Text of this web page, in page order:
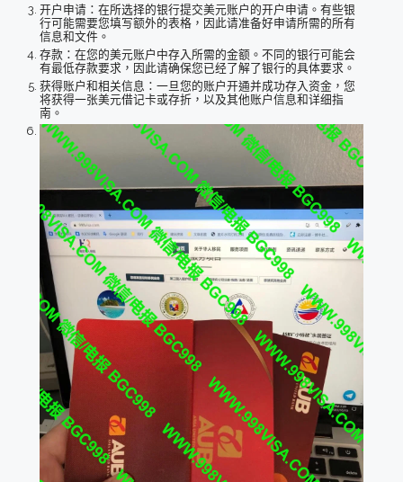
开户申请：在所选择的银行提交美元账户的开户申请。有些银
行可能需要您填写额外的表格，因此请准备好申请所需的所有
信息和文件。
存款：在您的美元账户中存入所需的金额。不同的银行可能会
有最低存款要求，因此请确保您已经了解了银行的具体要求。
获得账户和相关信息：一旦您的账户开通并成功存入资金，您
将获得一张美元借记卡或存折，以及其他账户信息和详细指
南。